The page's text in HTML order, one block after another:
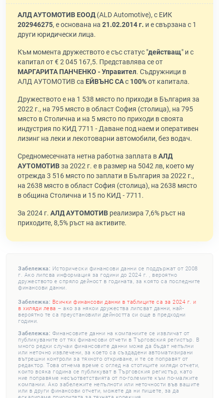
АЛД АУТОМОТИВ ЕООД(ALD Automotive), с ЕИК
202946275, е основана на 21.02.2014 г. и е свързана с 1
други юридически лица.
Към момента дружеството е със статус "действащ" и с
капитал от € 2 045 167,5. Представлява се от
МАРГАРИТА ПАНЧЕНКО - Управител. Съдружници в
АЛД АУТОМОТИВ са ЕЙВЪНС САс 100%от капитала.
Дружеството е на 1 538 място по приходи в България за
2022 г., на 795 място в област София (столица), на 795
място в Столична и на 5 място по приходи в своята
индустрия по КИД 7711 - Даване под наем и оперативен
лизинг на леки и лекотоварни автомобили, без водач.
Средномесечната нетна работна заплата вАЛД
АУТОМОТИВза 2022 г. е в размер на 5042 лв, което му
отрежда 3 516 място по заплати в България за 2022 г.,
на 2638 място в област София (столица), на 2638 място
в община Столична и 15 по КИД - 7711.
За 2024 г. АЛД АУТОМОТИВ реализира 7,6% ръст на
приходите, 8,5% ръст на активите.
Забележка: Исторически финансови данни се поддържат от 2008
г. Ако липсва информация за години до 2024 г. , вероятно
дружеството е спряло дейност в годината, за която са последните
финансови данни.
Забележка: Всички финансови данни в таблиците са за 2024 г. и
в хиляди лева – ако за някои дружества липсват данни, най-
вероятно те са преустановили дейността си още в предходни
години.
Забележка: Финансовите данни на компаниите се извличат от
публикуваните от тях финансови отчети в Търговския регистър. В
много редки случаи финансовите данни може да бъдат непълни
или неточно извлечени, за което са създадени автоматизирани
вътрешни контроли за тяхното откриване, и те се поправят от
редактор. Това отнема време с оглед на стотиците хиляди отчети,
които всяка година се публикуват в Търговския регистър, като
ние поправяме несъответствията от по-големите към по-малките
компании. Ако забележите непълноти или неточности във вашите
или в други финансови отчети, можете да ни пишете, за да